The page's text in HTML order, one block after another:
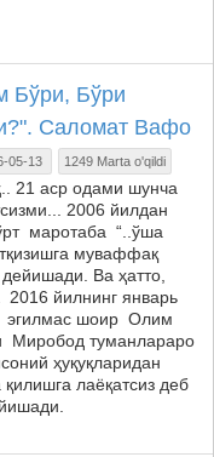
Бўри, Бўри
Саломат Вафо
05-13 1249 Marta o'qildi
аср одами шунча
2006 йилдан
маротаба “..ўша
муваффақ
дейишади. Ва ҳатто,
2016 йилнинг январь
эгилмас шоир Олим
Миробод туманлараро
ҳуқуқларидан
лаёқатсиз деб